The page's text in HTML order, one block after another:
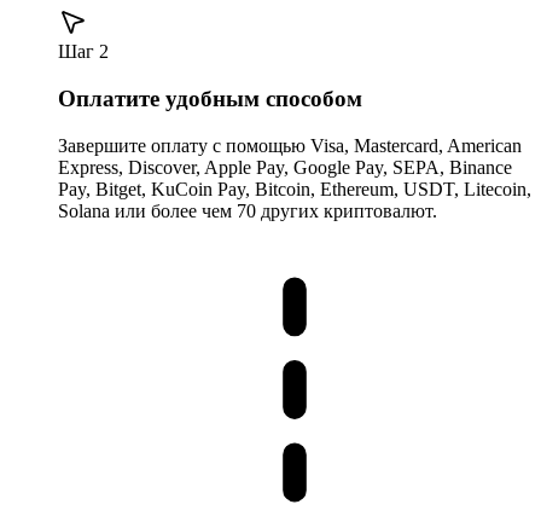
Шаг 2
Оплатите удобным способом
Завершите оплату с помощью Visa, Mastercard, American
Express, Discover, Apple Pay, Google Pay, SEPA, Binance
Pay, Bitget, KuCoin Pay, Bitcoin, Ethereum, USDT, Litecoin,
Solana или более чем 70 других криптовалют.